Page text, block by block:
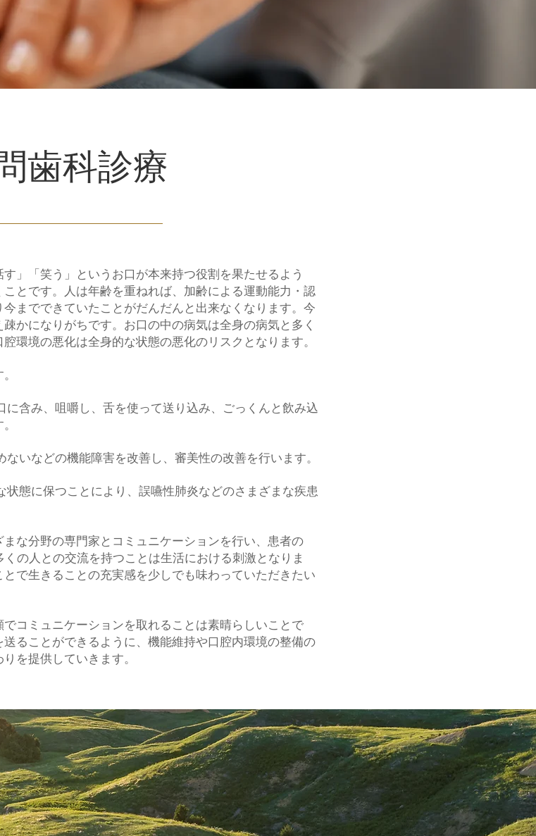
歯科診療
」「笑う」というお口が本来持つ役割を果たせるよう
とです。人は年齢を重ねれば、加齢による運動能力・認
までできていたことがだんだんと出来なくなります。今
かになりがちです。お口の中の病気は全身の病気と多く
環境の悪化は全身的な状態の悪化のリスクとなります。
含み、咀嚼し、舌を使って送り込み、ごっくんと飲み込
いなどの機能障害を改善し、審美性の改善を行います。
態に保つことにより、誤嚥性肺炎などのさまざまな疾患
な分野の専門家とコミュニケーションを行い、患者の
の人との交流を持つことは生活における刺激となりま
で生きることの充実感を少しでも味わっていただきたい
コミュニケーションを取れることは素晴らしいことで
ることができるように、機能維持や口腔内環境の整備の
を提供していきます。